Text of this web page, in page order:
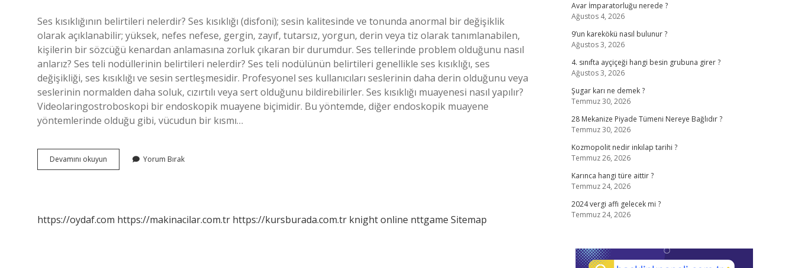
Ses kısıklığının belirtileri nelerdir? Ses kısıklığı (disfoni); sesin kalitesinde ve tonunda anormal bir değişiklik
olarak açıklanabilir; yüksek, nefes nefese, gergin, zayıf, tutarsız, yorgun, derin veya tiz olarak tanımlanabilen,
kişilerin bir sözcüğü kenardan anlamasına zorluk çıkaran bir durumdur. Ses tellerinde problem olduğunu nasıl
anlarız? Ses teli nodüllerinin belirtileri nelerdir? Ses teli nodülünün belirtileri genellikle ses kısıklığı, ses
değişikliği, ses kısıklığı ve sesin sertleşmesidir. Profesyonel ses kullanıcıları seslerinin daha derin olduğunu veya
seslerinin normalden daha soluk, cızırtılı veya sert olduğunu bildirebilirler. Ses kısıklığı muayenesi nasıl yapılır?
Videolaringostroboskopi bir endoskopik muayene biçimidir. Bu yöntemde, diğer endoskopik muayene
yöntemlerinde olduğu gibi, vücudun bir kısmı…
Devamını okuyun
Kısıklığı
Yorum Bırak
https://oydaf.com https://makinacilar.com.tr https://kursburada.com.tr knight online nttgame Sitemap
Avar İmparatorluğu nerede ?
Ağustos 4, 2026
9’un karekökü nasıl bulunur ?
Ağustos 3, 2026
4. sınıfta ayçiçeği hangi besin grubuna girer ?
Ağustos 3, 2026
Şugar karı ne demek ?
Temmuz 30, 2026
28 Mekanize Piyade Tümeni Nereye Bağlıdır ?
Temmuz 30, 2026
Kozmopolit nedir inkılap tarihi ?
Temmuz 26, 2026
Karınca hangi türe aittir ?
Temmuz 24, 2026
2024 vergi affı gelecek mi ?
Temmuz 24, 2026